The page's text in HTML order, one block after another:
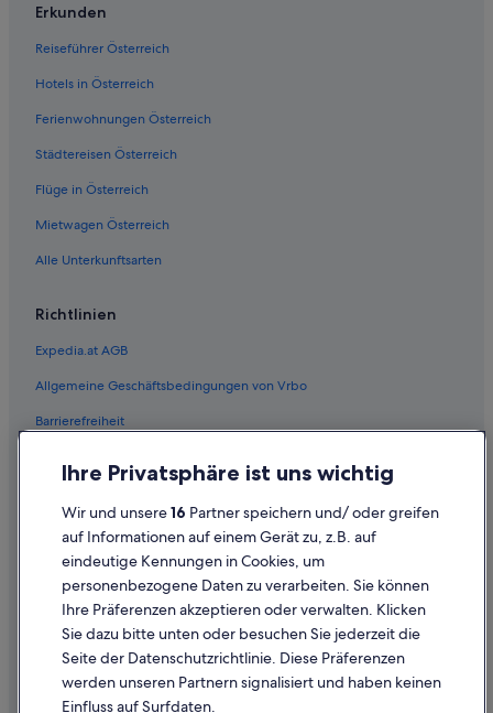
Erkunden
Reiseführer Österreich
Hotels in Österreich
Ferienwohnungen Österreich
Städtereisen Österreich
Flüge in Österreich
Mietwagen Österreich
Alle Unterkunftsarten
Richtlinien
Expedia.at AGB
Allgemeine Geschäftsbedingungen von Vrbo
Barrierefreiheit
Rechtliche Hinweise/Kontakt
Inhaltsrichtlinien und Melden von Inhalten
Hilfe
Hilfe
Ihre Privatsphäre ist uns wichtig
Wir und unsere16 Partner speichern und/ oder greifen
auf Informationen auf einem Gerät zu, z.B. auf
eindeutige Kennungen in Cookies, um
personenbezogene Daten zu verarbeiten. Sie können
Ihre Präferenzen akzeptieren oder verwalten. Klicken
Sie dazu bitte unten oder besuchen Sie jederzeit die
Seite der Datenschutzrichtlinie. Diese Präferenzen
werden unseren Partnern signalisiert und haben keinen
Einfluss auf Surfdaten.